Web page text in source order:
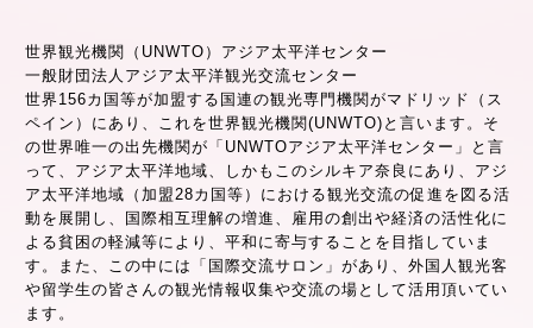
世界観光機関（UNWTO）アジア太平洋センター
一般財団法人アジア太平洋観光交流センター
世界156カ国等が加盟する国連の観光専門機関がマドリッド（ス
ペイン）にあり、これを世界観光機関(UNWTO)と言います。そ
の世界唯一の出先機関が「UNWTOアジア太平洋センター」と言
って、アジア太平洋地域、しかもこのシルキア奈良にあり、アジ
ア太平洋地域（加盟28カ国等）における観光交流の促進を図る活
動を展開し、国際相互理解の増進、雇用の創出や経済の活性化に
よる貧困の軽減等により、平和に寄与することを目指していま
す。また、この中には「国際交流サロン」があり、外国人観光客
や留学生の皆さんの観光情報収集や交流の場として活用頂いてい
ます。